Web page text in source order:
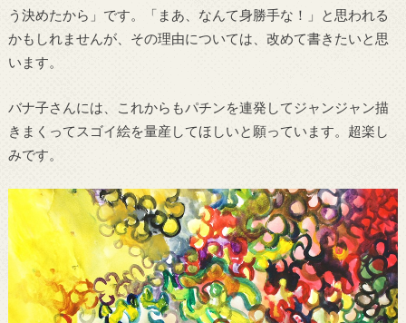
う決めたから」です。「まあ、なんて身勝手な！」と思われる
かもしれませんが、その理由については、改めて書きたいと思
います。
バナ子さんには、これからもパチンを連発してジャンジャン描
きまくってスゴイ絵を量産してほしいと願っています。超楽し
みです。